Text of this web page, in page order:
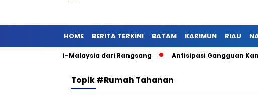
HOME BERITA TERKINI BATAM KARIMUN RIAU
Meranti–Malaysia dari Rangsang Antisipasi Gangguan
Topik#Rumah Tahanan